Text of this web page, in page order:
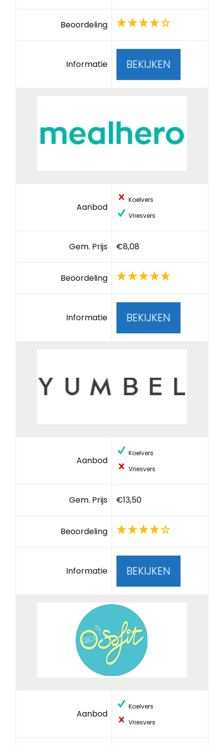
Beoordeling
Informatie BEKIJKEN
Aanbod
Koelvers
Vriesvers
Gem. Prijs €8,08
Beoordeling
Informatie BEKIJKEN
Aanbod
Koelvers
Vriesvers
Gem. Prijs €13,50
Beoordeling
Informatie BEKIJKEN
Aanbod
Koelvers
Vriesvers